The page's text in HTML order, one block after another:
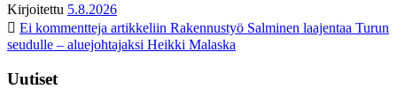
Kirjoitettu 5.8.2026
Ei kommentteja artikkeliin Rakennustyö Salminen laajentaa Turun
seudulle – aluejohtajaksi Heikki Malaska
Uutiset